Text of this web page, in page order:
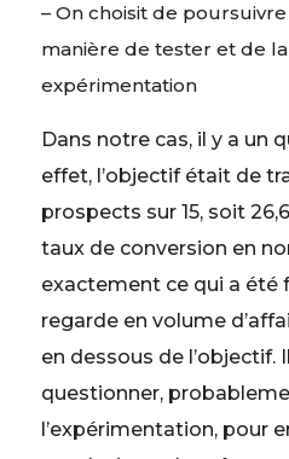
– On choisit de
manière de tester et de
expérimentation
Dans notre cas, il y a un
effet, l’objectif était de
prospects sur 15, soit
taux de conversion en
exactement ce qui a été
regarde en volume
en dessous de l’objectif.
questionner,
l’expérimentation, pour